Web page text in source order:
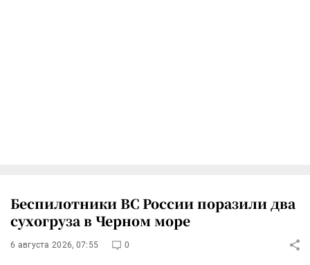
Беспилотники ВС России поразили два
сухогруза в Черном море
6 августа 2026, 07:55 0